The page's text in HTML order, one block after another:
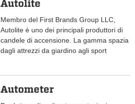
Autolite
Membro del First Brands Group LLC,
Autolite è uno dei principali produttori di
candele di accensione. La gamma spazia
dagli attrezzi da giardino agli sport
Autometer